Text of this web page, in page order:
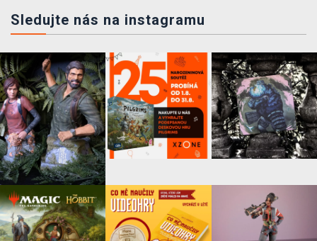
Sledujte nás na instagramu